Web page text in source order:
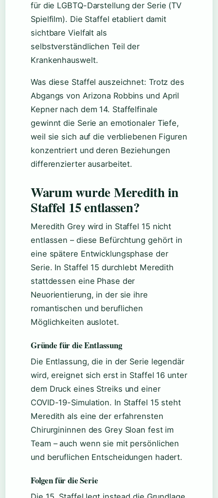
für die LGBTQ-Darstellung der Serie (TV
Spielfilm). Die Staffel etabliert damit
sichtbare Vielfalt als
selbstverständlichen Teil der
Krankenhauswelt.
Was diese Staffel auszeichnet: Trotz des
Abgangs von Arizona Robbins und April
Kepner nach dem 14. Staffelfinale
gewinnt die Serie an emotionaler Tiefe,
weil sie sich auf die verbliebenen Figuren
konzentriert und deren Beziehungen
differenzierter ausarbeitet.
Warum wurde Meredith in
Staffel 15 entlassen?
Meredith Grey wird in Staffel 15 nicht
entlassen – diese Befürchtung gehört in
eine spätere Entwicklungsphase der
Serie. In Staffel 15 durchlebt Meredith
stattdessen eine Phase der
Neuorientierung, in der sie ihre
romantischen und beruflichen
Möglichkeiten auslotet.
Gründe für die Entlassung
Die Entlassung, die in der Serie legendär
wird, ereignet sich erst in Staffel 16 unter
dem Druck eines Streiks und einer
COVID-19-Simulation. In Staffel 15 steht
Meredith als eine der erfahrensten
Chirurgininnen des Grey Sloan fest im
Team – auch wenn sie mit persönlichen
und beruflichen Entscheidungen hadert.
Folgen für die Serie